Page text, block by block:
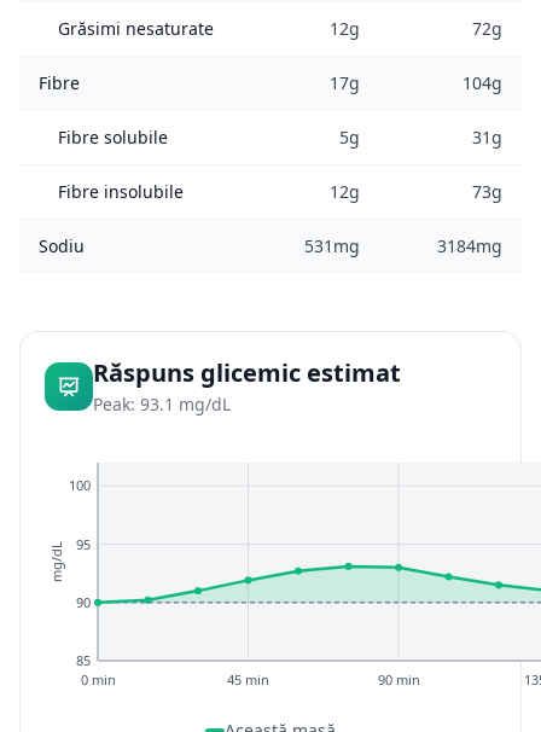
Grăsimi nesaturate 12g 72g
Fibre 17g 104g
Fibre solubile 5g 31g
Fibre insolubile 12g 73g
Sodiu 531mg 3184mg
Răspuns glicemic estimat
Peak: 93.1 mg/dL
85
90
95
100
0 min 45 min 90 min
mg/dL